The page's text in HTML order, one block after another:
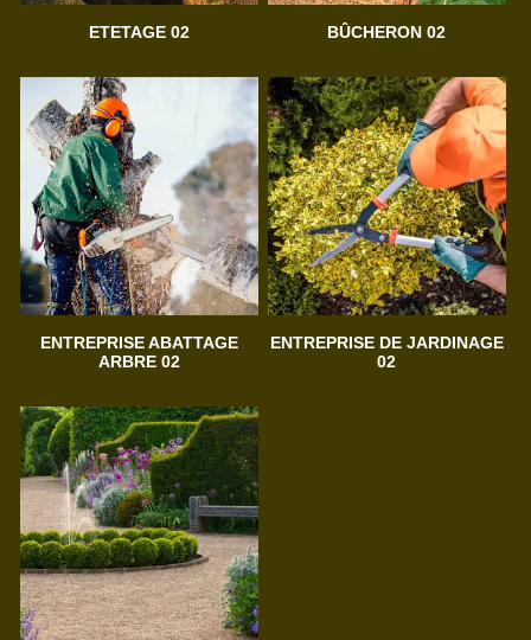
ETETAGE 02 BÛCHERON 02
ENTREPRISE ABATTAGE
ARBRE 02
ENTREPRISE DE JARDINAGE
02